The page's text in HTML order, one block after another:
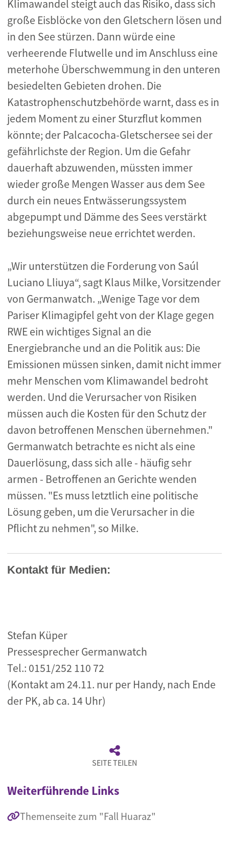
Klimawandel steigt auch das Risiko, dass sich
große Eisblöcke von den Gletschern lösen und
in den See stürzen. Dann würde eine
verheerende Flutwelle und im Anschluss eine
meterhohe Überschwemmung in den unteren
besiedelten Gebieten drohen. Die
Katastrophenschutzbehörde warnt, dass es in
jedem Moment zu einer Sturzflut kommen
könnte; der Palcacocha-Gletschersee sei der
gefährlichste der Region. Um die Gefahr
dauerhaft abzuwenden, müssten immer
wieder große Mengen Wasser aus dem See
durch ein neues Entwässerungssystem
abgepumpt und Dämme des Sees verstärkt
beziehungsweise neue errichtet werden.
„Wir unterstützen die Forderung von Saúl
Luciano Lliuya“, sagt Klaus Milke, Vorsitzender
von Germanwatch. „Wenige Tage vor dem
Pariser Klimagipfel geht von der Klage gegen
RWE ein wichtiges Signal an die
Energiebranche und an die Politik aus: Die
Emissionen müssen sinken, damit nicht immer
mehr Menschen vom Klimawandel bedroht
werden. Und die Verursacher von Risiken
müssen auch die Kosten für den Schutz der
davon betroffenen Menschen übernehmen."
Germanwatch betrachte es nicht als eine
Dauerlösung, dass sich alle - häufig sehr
armen - Betroffenen an Gerichte wenden
müssen. "Es muss letztlich eine politische
Lösung geben, um die Verursacher in die
Pflicht zu nehmen", so Milke.
Kontakt für Medien:
Stefan Küper
Pressesprecher Germanwatch
Tel.: 0151/252 110 72
(Kontakt am 24.11. nur per Handy, nach Ende
der PK, ab ca. 14 Uhr)
SEITE TEILEN
Weiterführende Links
Themenseite zum "Fall Huaraz"